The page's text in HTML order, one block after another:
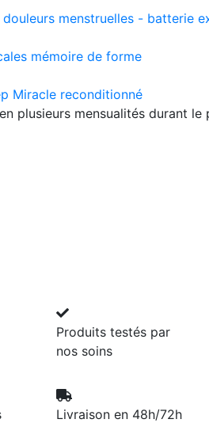
menstruelles - batterie
mémoire de forme
Miracle reconditionné
plusieurs mensualités durant le
Produits testés par
nos soins
Livraison en 48h/72h